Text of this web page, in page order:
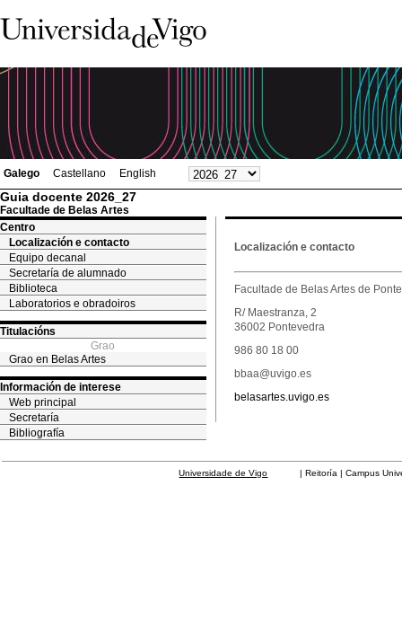
Galego Castellano English
Guia docente 2026_27
Facultade de Belas Artes
Centro
Localización e contacto
Equipo decanal
Secretaría de alumnado
Biblioteca
Laboratorios e obradoiros
Titulacións
Grao
Grao en Belas Artes
Información de interese
Web principal
Secretaría
Bibliografía
Localización e contacto
Facultade de Belas Artes de
R/ Maestranza, 2
36002 Pontevedra
986 80 18 00
bbaa@uvigo.es
belasartes.uvigo.es
Universidade de Vigo | Reitoría | Campus